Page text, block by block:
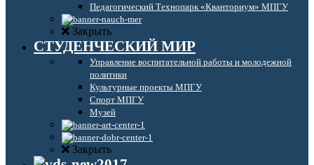
Педагогический Технопарк «Кванториум» МПГУ
Закрыть
СТУДЕНЧЕСКИЙ МИР
Управление воспитательной работы и молодежной
политики
Культурные проекты МПГУ
Спорт МПГУ
Музей
Закрыть